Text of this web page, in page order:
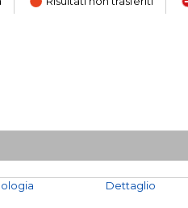
Dettaglio